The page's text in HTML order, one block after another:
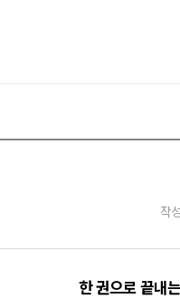
작
한 권으로 끝내